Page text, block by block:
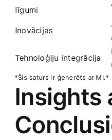
līgumi
Inovācijas
Tehnoloģiju integrācija
*Šis saturs ir ģenerēts ar MI.*
Insights